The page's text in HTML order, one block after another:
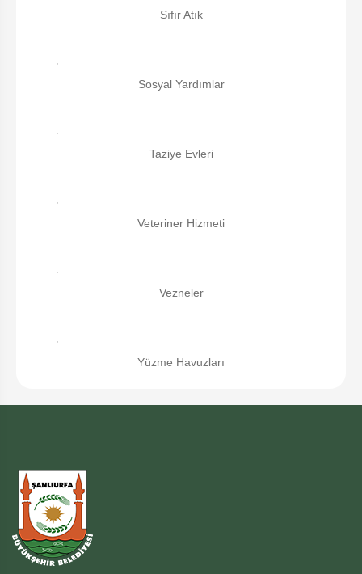
Sıfır Atık
Sosyal Yardımlar
Taziye Evleri
Veteriner Hizmeti
Vezneler
Yüzme Havuzları